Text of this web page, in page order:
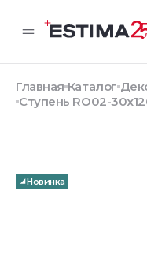
Главная Каталог
Ступень RO02-
Новинка